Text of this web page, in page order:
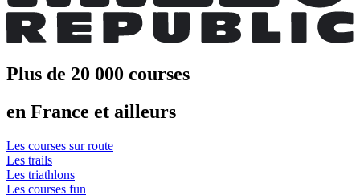
Plus de 20 000 courses
en France et ailleurs
Les courses sur route
Les trails
Les triathlons
Les courses fun